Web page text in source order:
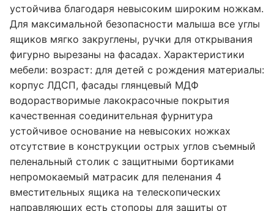
устойчива благодаря невысоким широким ножкам.
Для максимальной безопасности малыша все углы
ящиков мягко закруглены, ручки для открывания
фигурно вырезаны на фасадах. Характеристики
мебели: возраст: для детей с рождения материалы:
корпус ЛДСП, фасады глянцевый МДФ
водорастворимые лакокрасочные покрытия
качественная соединительная фурнитура
устойчивое основание на невысоких ножках
отсутствие в конструкции острых углов съемный
пеленальный столик с защитными бортиками
непромокаемый матрасик для пеленания 4
вместительных ящика на телескопических
направляющих есть стопоры для защиты от